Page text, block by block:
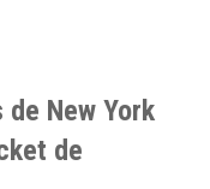
de New York
de